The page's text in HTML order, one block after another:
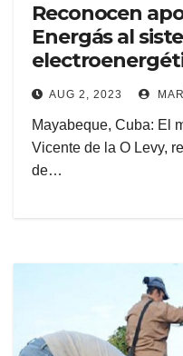
Reconocen
Energás al
AUG 2, 2023
Mayabeque, Cuba: El
Vicente de la O Levy,
de…